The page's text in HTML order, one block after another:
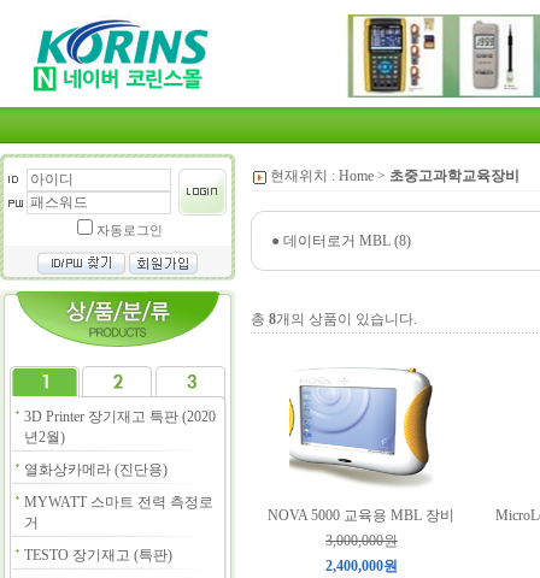
자동로그인
3D Printer 장기재고 특판 (2020
년2월)
열화상카메라 (진단용)
MYWATT 스마트 전력 측정로
거
TESTO 장기재고 (특판)
현재위치 : Home > 초중고과학교육장비
● 데이터로거 MBL (8)
총 8개의 상품이 있습니다.
NOVA 5000 교육용 MBL 장비
3,000,000원
2,400,000원